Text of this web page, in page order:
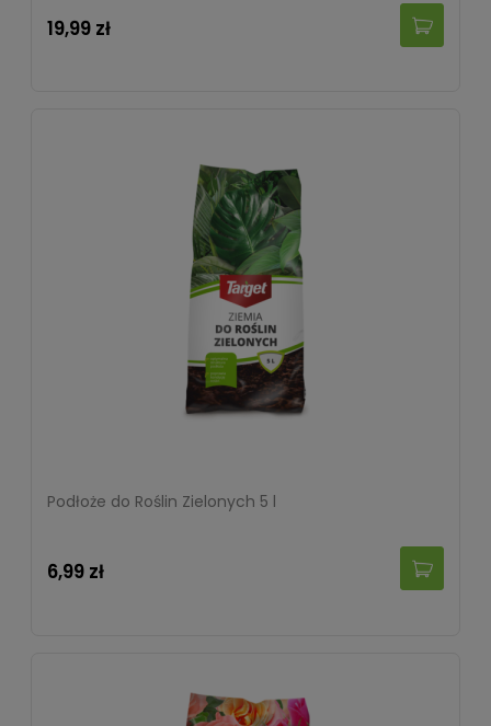
19,99 zł
Podłoże do Roślin Zielonych 5 l
6,99 zł